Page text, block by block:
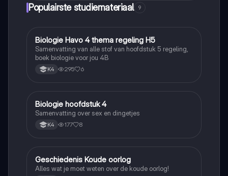
Populairste studiemateriaal 9
Biologie
Biologie Havo 4 thema regeling H5
Samenvatting van alle stof van hoofdstuk 5 regeling,
boek biologie voor jou 4B
K4 295 6
Biologie
Biologie hoofdstuk 4
Samenvatting over sex en dingetjes
K4 177 8
Geschiedenis
Geschiedenis Koude oorlog
Alles wat je moet weten over de koude oorlog!